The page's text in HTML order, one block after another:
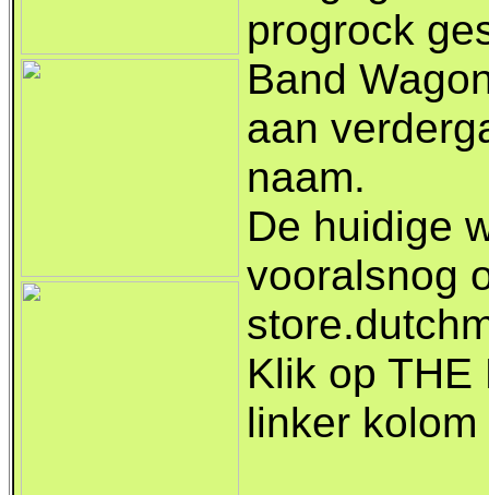
progrock
Band
aan
naam.
De huidige
vooralsnog
Klik op THE
linker